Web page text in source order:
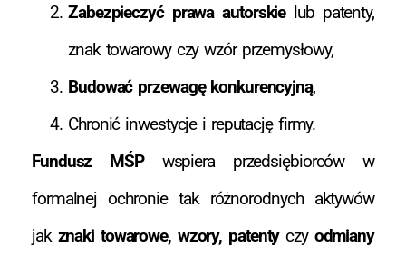
Zabezpieczyć prawa autorskielub patenty,
znak towarowy czy wzór przemysłowy,
Budować przewagę konkurencyjną,
Chronić inwestycje i reputację firmy.
Fundusz MŚPwspiera przedsiębiorców w
formalnej ochronie tak różnorodnych aktywów
jak znaki towarowe, wzory, patentyczy odmiany